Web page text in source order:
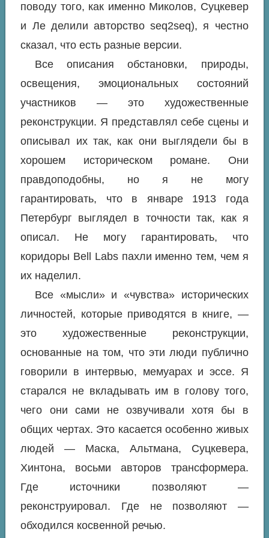
поводу того, как именно Миколов, Суцкевер
и Ле делили авторство seq2seq), я честно
сказал, что есть разные версии.
Все описания обстановки, природы,
освещения, эмоциональных состояний
участников — это художественные
реконструкции. Я представлял себе сцены и
описывал их так, как они выглядели бы в
хорошем историческом романе. Они
правдоподобны, но я не могу
гарантировать, что в январе 1913 года
Петербург выглядел в точности так, как я
описал. Не могу гарантировать, что
коридоры Bell Labs пахли именно тем, чем я
их наделил.
Все «мысли» и «чувства» исторических
личностей, которые приводятся в книге, —
это художественные реконструкции,
основанные на том, что эти люди публично
говорили в интервью, мемуарах и эссе. Я
старался не вкладывать им в голову того,
чего они сами не озвучивали хотя бы в
общих чертах. Это касается особенно живых
людей — Маска, Альтмана, Суцкевера,
Хинтона, восьми авторов трансформера.
Где источники позволяют —
реконструировал. Где не позволяют —
обходился косвенной речью.